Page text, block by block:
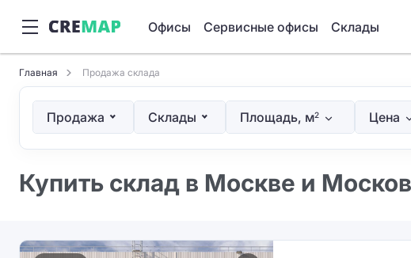
Офисы Сервисные офисы Склады
Главная Продажа склада
Продажа Склады Площадь, м2 Цена
Купить склад в Москве и